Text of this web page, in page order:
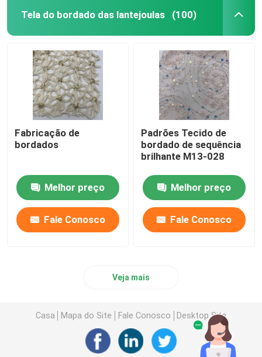
Tela do bordado das lantejoulas (100)
Fabricação de
bordados
Melhor preço
Fale Conosco
Padrões Tecido de
bordado de sequência
brilhante M13-028
Melhor preço
Fale Conosco
Veja mais
Casa Mapa do Site Fale Conosco Desktop Site